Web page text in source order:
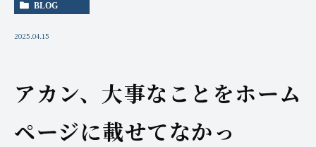
BLOG
2025.04.15
アカン、大事なことをホーム
ページに載せてなかっ